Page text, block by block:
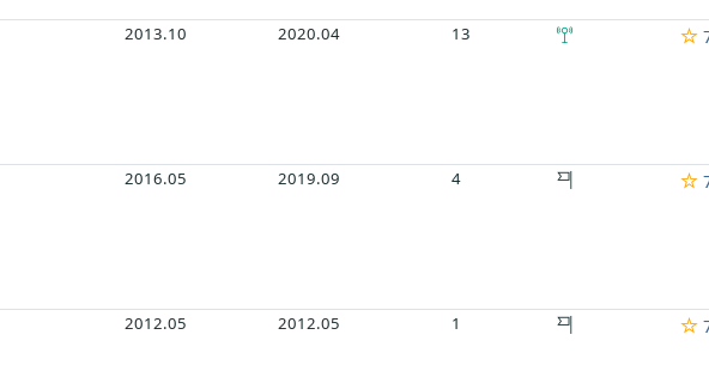
2013.10 2020.04 13
2016.05 2019.09 4
2012.05 2012.05 1